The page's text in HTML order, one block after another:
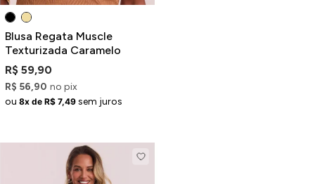
Blusa Regata Muscle
Texturizada Caramelo
R$ 59,90
R$ 56,90 no pix
ou 8x de R$ 7,49 sem juros